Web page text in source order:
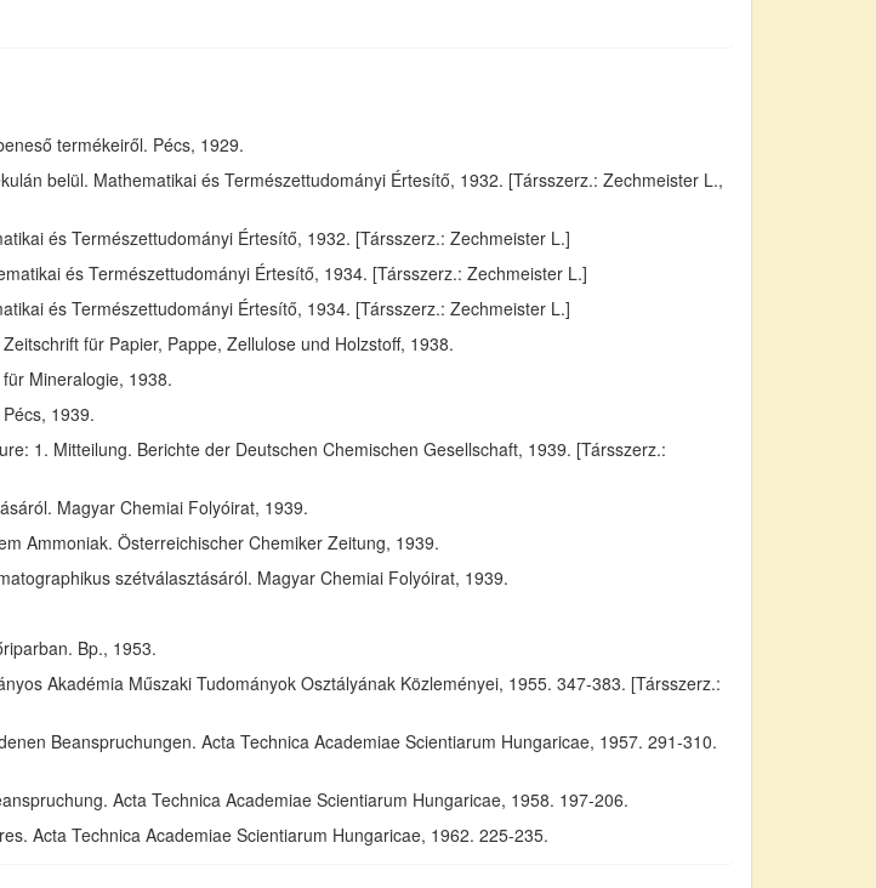
termékeiről. Pécs, 1929.
belül. Mathematikai és Természettudományi Értesítő, 1932. [Társszerz.: Zechmeister L.,
és Természettudományi Értesítő, 1932. [Társszerz.: Zechmeister L.]
és Természettudományi Értesítő, 1934. [Társszerz.: Zechmeister L.]
és Természettudományi Értesítő, 1934. [Társszerz.: Zechmeister L.]
für Papier, Pappe, Zellulose und Holzstoff, 1938.
Mineralogie, 1938.
1939.
1. Mitteilung. Berichte der Deutschen Chemischen Gesellschaft, 1939. [Társszerz.:
Magyar Chemiai Folyóirat, 1939.
Ammoniak. Österreichischer Chemiker Zeitung, 1939.
szétválasztásáról. Magyar Chemiai Folyóirat, 1939.
Bp., 1953.
Akadémia Műszaki Tudományok Osztályának Közleményei, 1955. 347-383. [Társszerz.:
Beanspruchungen. Acta Technica Academiae Scientiarum Hungaricae, 1957. 291-310.
Acta Technica Academiae Scientiarum Hungaricae, 1958. 197-206.
Acta Technica Academiae Scientiarum Hungaricae, 1962. 225-235.